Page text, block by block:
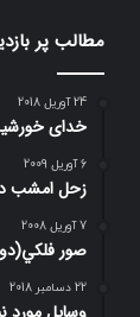
مطالب پر
24 آوریل 2018
خدای
6 آوریل 2009
زحل امشب
7 آوریل 2008
صور
22 دسامبر 2018